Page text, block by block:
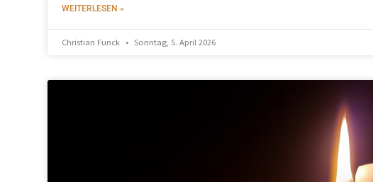
WEITERLESEN »
Christian Funck Sonntag, 5. April 2026